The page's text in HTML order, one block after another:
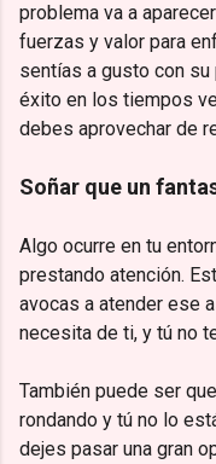
problema va a
fuerzas y valor para
sentías a gusto con
éxito en los tiempos
debes aprovechar de
Soñar que un
Algo ocurre en tu
prestando atención.
avocas a atender ese
necesita de ti, y tú no
También puede ser
rondando y tú no lo
dejes pasar una gran